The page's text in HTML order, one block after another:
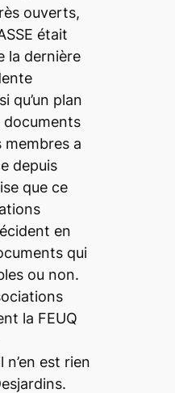
ouverts,
était
la dernière
qu’un plan
membres a
depuis
que ce
en
qui
ou non.
la FEUQ
est rien